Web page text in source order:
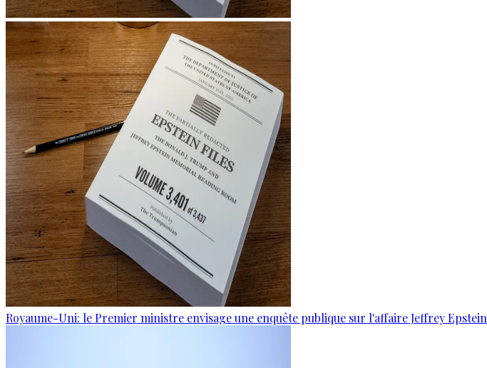
Royaume-Uni: le Premier ministre envisage une enquête publique sur l'affaire Jeffrey Epstein